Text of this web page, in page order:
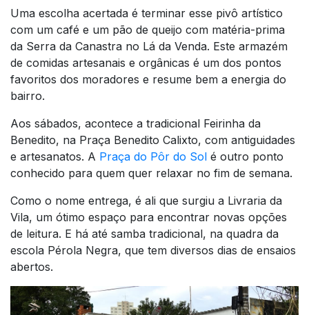
Uma escolha acertada é terminar esse pivô artístico
com um café e um pão de queijo com matéria-prima
da Serra da Canastra no Lá da Venda. Este armazém
de comidas artesanais e orgânicas é um dos pontos
favoritos dos moradores e resume bem a energia do
bairro.
Aos sábados, acontece a tradicional Feirinha da
Benedito, na Praça Benedito Calixto, com antiguidades
e artesanatos. A Praça do Pôr do Sol é outro ponto
conhecido para quem quer relaxar no fim de semana.
Como o nome entrega, é ali que surgiu a Livraria da
Vila, um ótimo espaço para encontrar novas opções
de leitura. E há até samba tradicional, na quadra da
escola Pérola Negra, que tem diversos dias de ensaios
abertos.